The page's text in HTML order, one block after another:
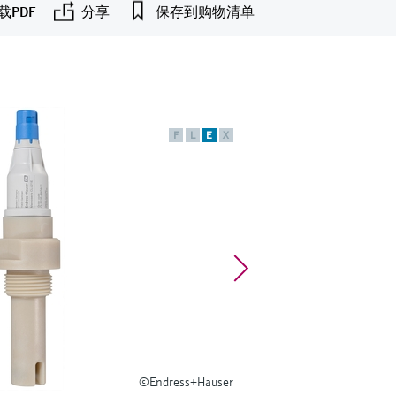
PDF 分享 保存到购物清单
F L E X
©Endress+Hauser